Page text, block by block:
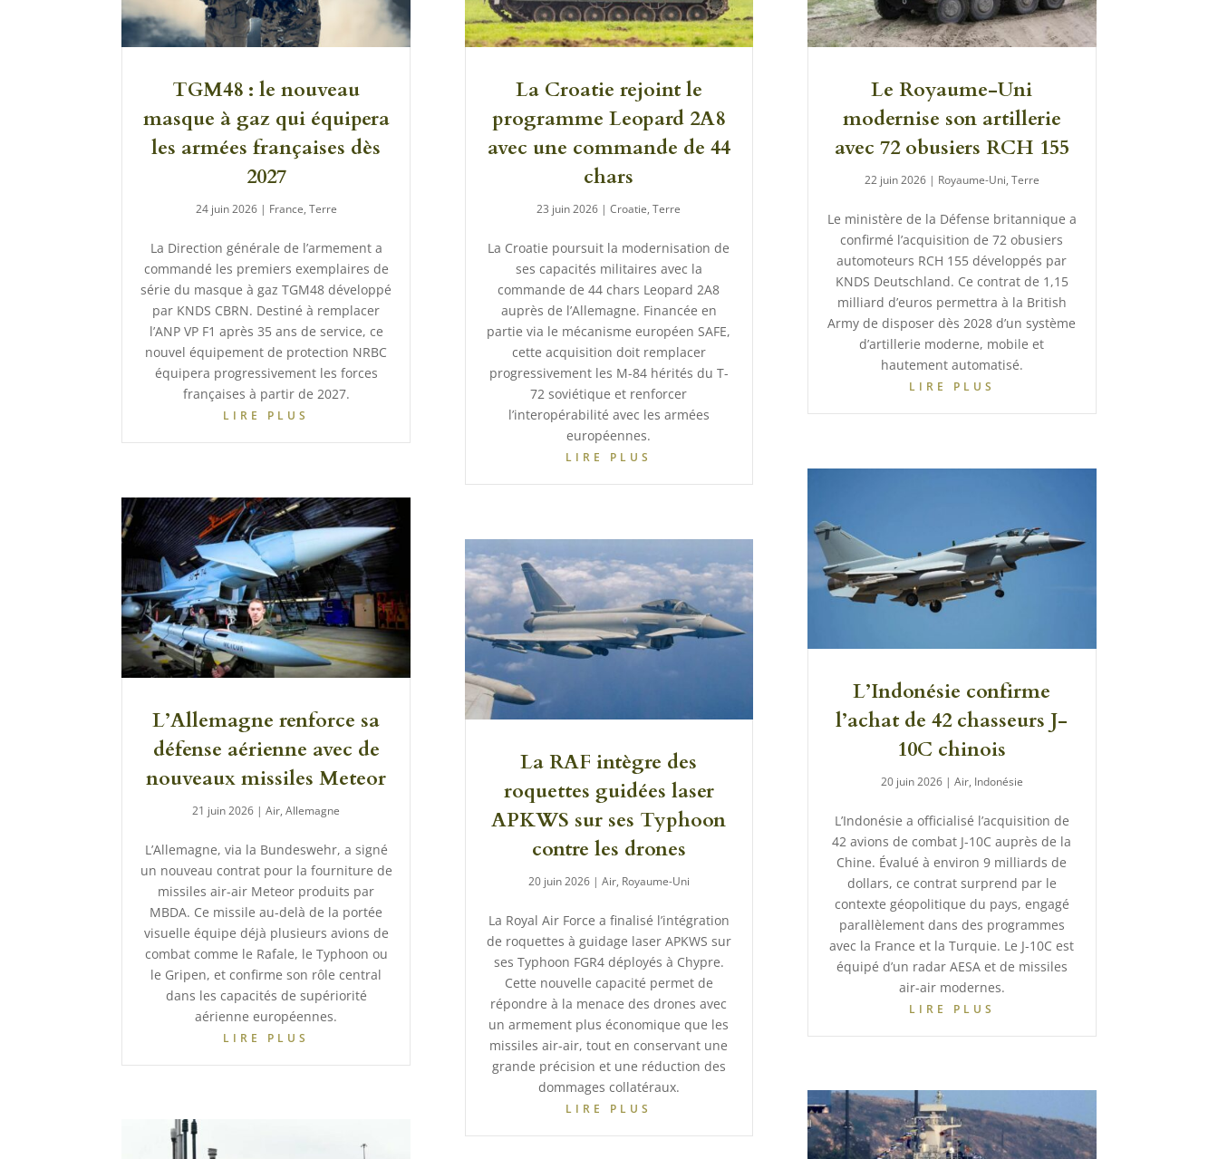
TGM48 : le nouveau
masque à gaz qui équipera
les armées françaises dès
2027
24 juin 2026| France, Terre
La Direction générale de l’armement a
commandé les premiers exemplaires de
série du masque à gaz TGM48 développé
par KNDS CBRN. Destiné à remplacer
l’ANP VP F1 après 35 ans de service, ce
nouvel équipement de protection NRBC
équipera progressivement les forces
françaises à partir de 2027.
LIRE PLUS
L’Allemagne renforce sa
défense aérienne avec de
nouveaux missiles Meteor
21 juin 2026 |Air,Allemagne
L’Allemagne, via la Bundeswehr, a signé
un nouveau contrat pour la fourniture de
missiles air-air Meteor produits par
MBDA. Ce missile au-delà de la portée
visuelle équipe déjà plusieurs avions de
combat comme le Rafale, le Typhoon ou
le Gripen, et confirme son rôle central
dans les capacités de supériorité
aérienne européennes.
LIRE PLUS
La Croatie rejoint le
programme Leopard 2A8
avec une commande de 44
chars
23 juin 2026 |Croatie,Terre
La Croatie poursuit la modernisation de
ses capacités militaires avec la
commande de 44 chars Leopard 2A8
auprès de l’Allemagne. Financée en
partie via le mécanisme européen SAFE,
cette acquisition doit remplacer
progressivement les M-84 hérités du T-
72 soviétique et renforcer
l’interopérabilité avec les armées
européennes.
LIRE PLUS
La RAF intègre des
roquettes guidées laser
APKWS sur ses Typhoon
contre les drones
20 juin 2026| Air, Royaume-Uni
La Royal Air Force a finalisé l’intégration
de roquettes à guidage laser APKWS sur
ses Typhoon FGR4 déployés à Chypre.
Cette nouvelle capacité permet de
répondre à la menace des drones avec
un armement plus économique que les
missiles air-air, tout en conservant une
grande précision et une réduction des
dommages collatéraux.
LIRE PLUS
Le Royaume-Uni
modernise son artillerie
avec 72 obusiers RCH 155
22 juin 2026| Royaume-Uni, Terre
Le ministère de la Défense britannique a
confirmé l’acquisition de 72 obusiers
automoteurs RCH 155 développés par
KNDS Deutschland. Ce contrat de 1,15
milliard d’euros permettra à la British
Army de disposer dès 2028 d’un système
d’artillerie moderne, mobile et
hautement automatisé.
LIRE PLUS
L’Indonésie confirme
l’achat de 42 chasseurs J-
10C chinois
20 juin 2026| Air, Indonésie
L’Indonésie a officialisé l’acquisition de
42 avions de combat J-10C auprès de la
Chine. Évalué à environ 9 milliards de
dollars, ce contrat surprend par le
contexte géopolitique du pays, engagé
parallèlement dans des programmes
avec la France et la Turquie. Le J-10C est
équipé d’un radar AESA et de missiles
air-air modernes.
LIRE PLUS